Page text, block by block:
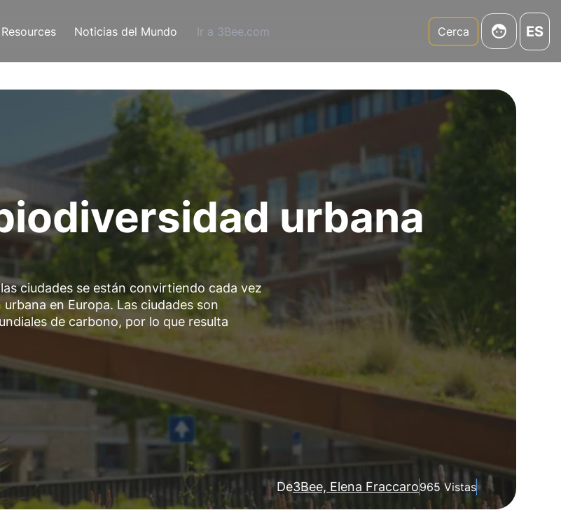
Resources Noticias del Mundo Ir a 3Bee.com Cerca ES
urbana
ciudades se están convirtiendo cada vez
en Europa. Las ciudades son
de carbono, por lo que resulta
De3Bee, Elena Fraccaro965 Vistas